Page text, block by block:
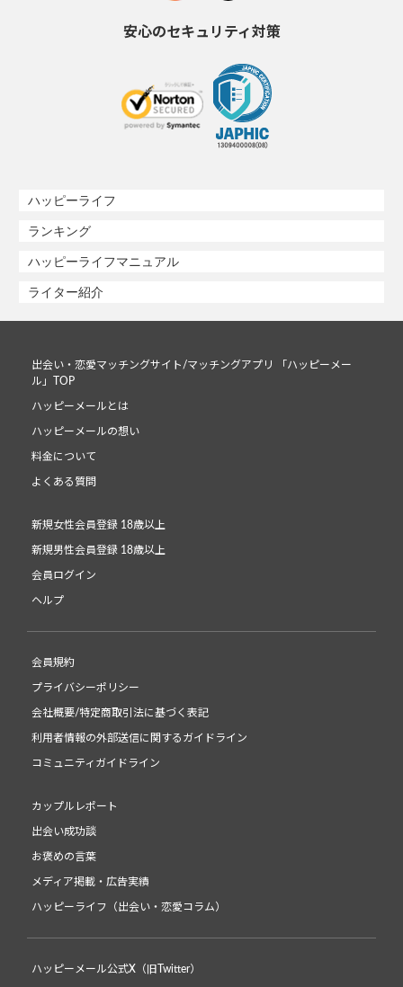
安心のセキュリティ対策
ハッピーライフ
ランキング
ハッピーライフマニュアル
ライター紹介
出会い・恋愛マッチングサイト/マッチングアプリ 「ハッピーメー
ル」TOP
ハッピーメールとは
ハッピーメールの想い
料金について
よくある質問
新規女性会員登録 18歳以上
新規男性会員登録 18歳以上
会員ログイン
ヘルプ
会員規約
プライバシーポリシー
会社概要/特定商取引法に基づく表記
利用者情報の外部送信に関するガイドライン
コミュニティガイドライン
カップルレポート
出会い成功談
お褒めの言葉
メディア掲載・広告実績
ハッピーライフ（出会い・恋愛コラム）
ハッピーメール公式X（旧Twitter）